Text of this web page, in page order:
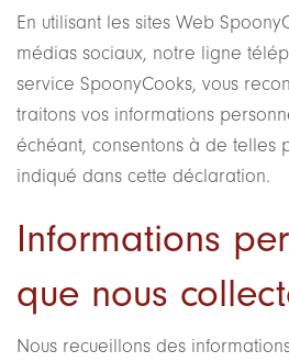
En utilisant les sites Web
médias sociaux, notre ligne
service SpoonyCooks, vous
traitons vos informations
échéant, consentons à de telles
indiqué dans cette déclaration.
Informations
que nous
Nous recueillons des